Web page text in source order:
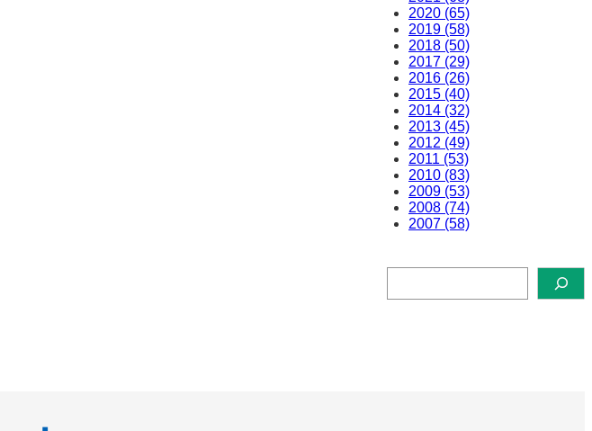
2020 (65)
2019 (58)
2018 (50)
2017 (29)
2016 (26)
2015 (40)
2014 (32)
2013 (45)
2012 (49)
2011 (53)
2010 (83)
2009 (53)
2008 (74)
2007 (58)